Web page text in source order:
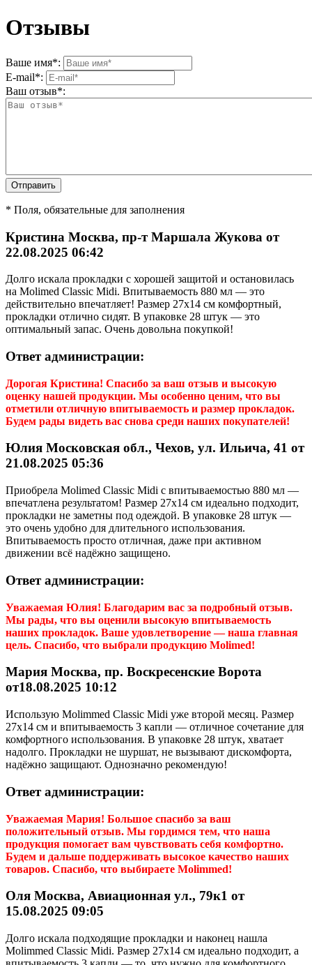
Отзывы
Ваше имя*:
E-mail*:
Ваш отзыв*:
* Поля, обязательные для заполнения
Кристина Москва, пр-т Маршала Жукова от
22.08.2025 06:42
Долго искала прокладки с хорошей защитой и остановилась
на Molimed Classic Midi. Впитываемость 880 мл — это
действительно впечатляет! Размер 27x14 см комфортный,
прокладки отлично сидят. В упаковке 28 штук — это
оптимальный запас. Очень довольна покупкой!
Ответ администрации:
Дорогая Кристина! Спасибо за ваш отзыв и высокую
оценку нашей продукции. Мы особенно ценим, что вы
отметили отличную впитываемость и размер прокладок.
Будем рады видеть вас снова среди наших покупателей!
Юлия Московская обл., Чехов, ул. Ильича, 41 от
21.08.2025 05:36
Приобрела Molimed Classic Midi с впитываемостью 880 мл —
впечатлена результатом! Размер 27x14 см идеально подходит,
прокладки не заметны под одеждой. В упаковке 28 штук —
это очень удобно для длительного использования.
Впитываемость просто отличная, даже при активном
движении всё надёжно защищено.
Ответ администрации:
Уважаемая Юлия! Благодарим вас за подробный отзыв.
Мы рады, что вы оценили высокую впитываемость
наших прокладок. Ваше удовлетворение — наша главная
цель. Спасибо, что выбрали продукцию Molimed!
Мария Москва, пр. Воскресенские Ворота
от18.08.2025 10:12
Использую Molimmed Classic Midi уже второй месяц. Размер
27x14 см и впитываемость 3 капли — отличное сочетание для
комфортного использования. В упаковке 28 штук, хватает
надолго. Прокладки не шуршат, не вызывают дискомфорта,
надёжно защищают. Однозначно рекомендую!
Ответ администрации:
Уважаемая Мария! Большое спасибо за ваш
положительный отзыв. Мы гордимся тем, что наша
продукция помогает вам чувствовать себя комфортно.
Будем и дальше поддерживать высокое качество наших
товаров. Спасибо, что выбираете Molimmed!
Оля Москва, Авиационная ул., 79к1 от
15.08.2025 09:05
Долго искала подходящие прокладки и наконец нашла
Molimmed Classic Midi. Размер 27x14 см идеально подходит, а